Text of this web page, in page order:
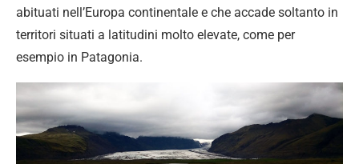
abituati nell’Europa continentale e che accade soltanto in
territori situati a latitudini molto elevate, come per
esempio in Patagonia.